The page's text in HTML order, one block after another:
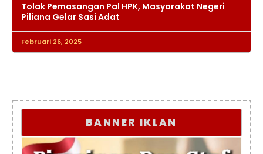
Tolak Pemasangan Pal HPK, Masyarakat Negeri
Piliana Gelar Sasi Adat
Februari 26, 2025
BANNER IKLAN